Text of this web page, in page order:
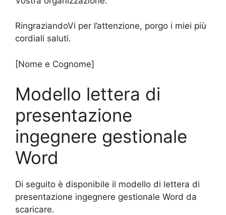
RingraziandoVi per l’attenzione, porgo i miei più
cordiali saluti.
[Nome e Cognome]
Modello lettera di
presentazione
ingegnere gestionale
Word
Di seguito è disponibile il modello di lettera di
presentazione ingegnere gestionale Word da
scaricare.